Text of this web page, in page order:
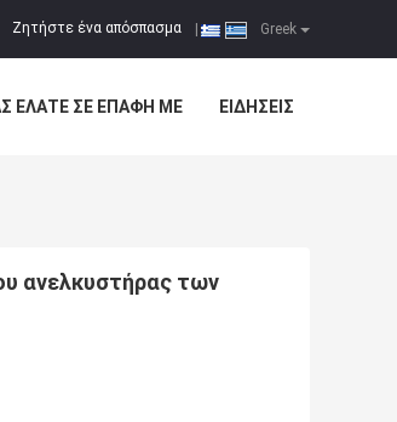
Greek
Ζητήστε ένα απόσπασμα
ΕΛΆΤΕ ΣΕ ΕΠΑΦΉ ΜΕ ΕΙΔΉΣΕΙΣ
ανελκυστήρας των